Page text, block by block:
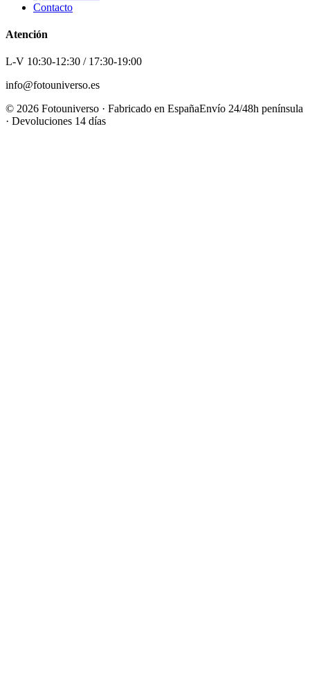
Contacto
Atención
L-V 10:30-12:30 / 17:30-19:00
info@fotouniverso.es
© 2026 Fotouniverso · Fabricado en EspañaEnvío 24/48h península
· Devoluciones 14 días